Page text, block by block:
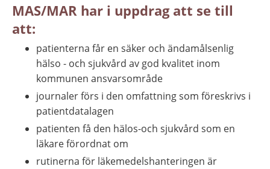
MAS/MAR har i uppdrag att se till
att:
patienterna får en säker och ändamålsenlig
hälso - och sjukvård av god kvalitet inom
kommunen ansvarsområde
journaler förs i den omfattning som föreskrivs i
patientdatalagen
patienten få den hälos-och sjukvård som en
läkare förordnat om
rutinerna för läkemedelshanteringen är